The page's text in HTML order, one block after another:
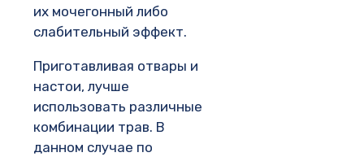
их мочегонный либо
слабительный эффект.
Приготавливая отвары и
настои, лучше
использовать различные
комбинации трав. В
данном случае по